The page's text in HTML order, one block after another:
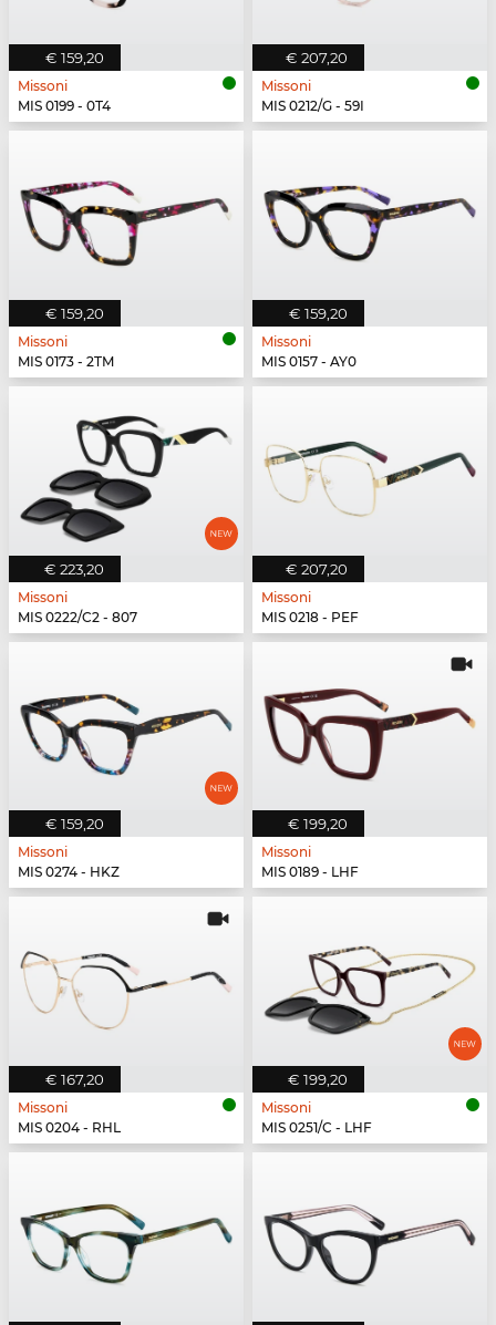
€ 159,20
Missoni
MIS 0199 - 0T4
€ 207,20
Missoni
MIS 0212/G - 59I
€ 159,20
Missoni
MIS 0173 - 2TM
€ 159,20
Missoni
MIS 0157 - AY0
€ 223,20
Missoni
MIS 0222/C2 - 807
€ 207,20
Missoni
MIS 0218 - PEF
€ 159,20
Missoni
MIS 0274 - HKZ
€ 199,20
Missoni
MIS 0189 - LHF
€ 167,20
Missoni
MIS 0204 - RHL
€ 199,20
Missoni
MIS 0251/C - LHF